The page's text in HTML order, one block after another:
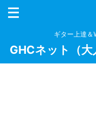
ギター上達＆
GHCネット（大